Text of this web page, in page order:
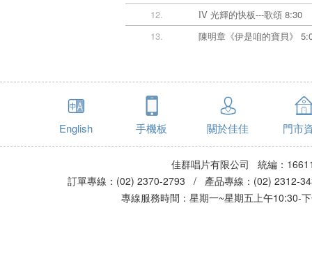
12.
IV 光輝的快板---歌頌 8:30
13.
陳明章《伊是咱的寶貝》
English 手機板 關於佳佳 門市
佳群唱片有限公司 統編：
訂單專線：(02) 2370-2793 / 產品專線：(02)
專線服務時間：星期一~星期五上午10:30-